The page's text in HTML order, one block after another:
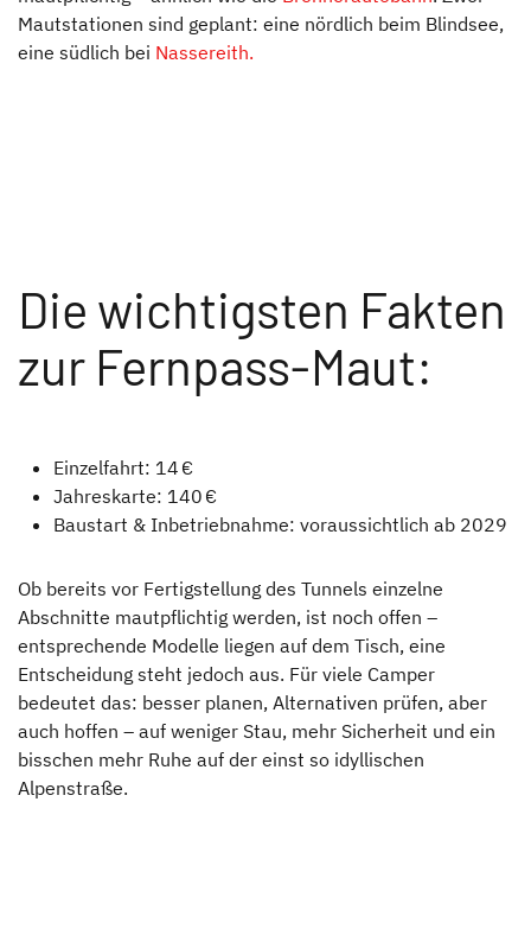
Mautstationen sind geplant: eine nördlich beim Blindsee,
eine südlich bei Nassereith.
Die wichtigsten Fakten
zur Fernpass-Maut:
Einzelfahrt: 14 €
Jahreskarte: 140 €
Baustart & Inbetriebnahme: voraussichtlich ab 2029
Ob bereits vor Fertigstellung des Tunnels einzelne
Abschnitte mautpflichtig werden, ist noch offen –
entsprechende Modelle liegen auf dem Tisch, eine
Entscheidung steht jedoch aus. Für viele Camper
bedeutet das: besser planen, Alternativen prüfen, aber
auch hoffen – auf weniger Stau, mehr Sicherheit und ein
bisschen mehr Ruhe auf der einst so idyllischen
Alpenstraße.